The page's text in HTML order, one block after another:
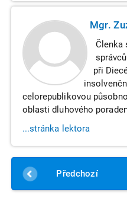
Mgr.
Členka
při
celorepublikovou
oblasti dluhového
...stránka lektora
Předchozí